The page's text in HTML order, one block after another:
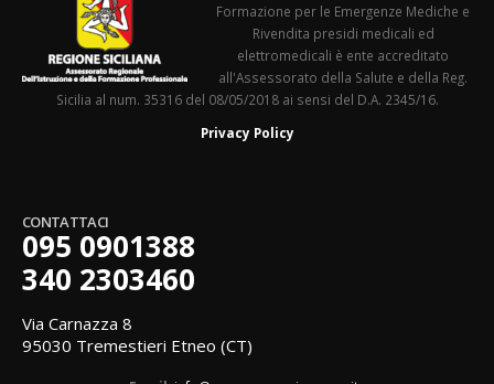
Formazione per le Emergenze Mediche e
Rivendita presidi medicali ed
elettromedicali è ente accreditato
all'Assessorato della Salute e della Reg.
Sicilia al num. 35316 del 08/05/2018 ai sensi del D.A. 2345/16.
Privacy Policy
CONTATTACI
095 0901388
340 2303460
Via Carnazza 8
95030 Tremestieri Etneo (CT)